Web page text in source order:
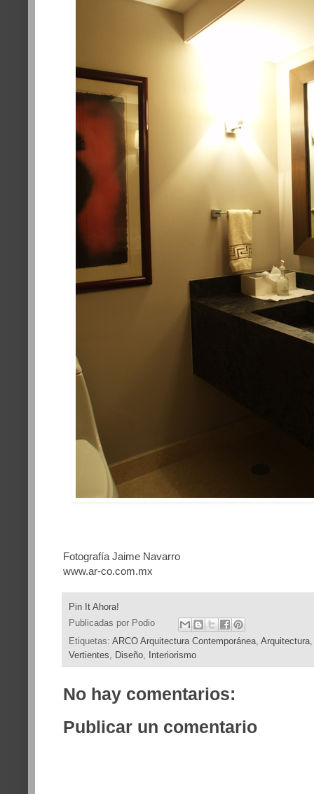
Fotografía Jaime Navarro
www.ar-co.com.mx
Pin It Ahora!
Publicadas por Podio
Etiquetas: ARCO Arquitectura Contemporánea Arquitectura
Vertientes
Diseño Interiorismo
No hay comentarios:
Publicar un comentario